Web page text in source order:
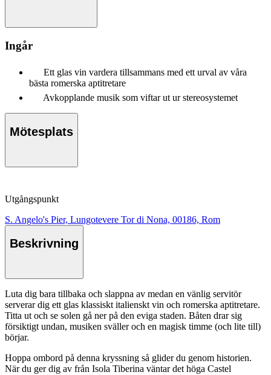
Ingår
Ett glas vin vardera tillsammans med ett urval av våra
bästa romerska aptitretare
Avkopplande musik som viftar ut ur stereosystemet
Mötesplats
Utgångspunkt
S. Angelo's Pier, Lungotevere Tor di Nona, 00186, Rom
Beskrivning
Luta dig bara tillbaka och slappna av medan en vänlig servitör
serverar dig ett glas klassiskt italienskt vin och romerska aptitretare.
Titta ut och se solen gå ner på den eviga staden. Båten drar sig
försiktigt undan, musiken sväller och en magisk timme (och lite till)
börjar.
Hoppa ombord på denna kryssning så glider du genom historien.
När du ger dig av från Isola Tiberina väntar det höga Castel